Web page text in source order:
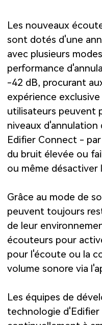
Les nouveaux
sont dotés d'une
avec plusieurs
performance
-42 dB, procurant
expérience
utilisateurs peuvent
niveaux
Edifier Connect -
du bruit élevée ou
ou même
Grâce au mode de
peuvent toujours
de leur
écouteurs pour
pour l'écoute ou la
volume sonore via
Les équipes de
technologie